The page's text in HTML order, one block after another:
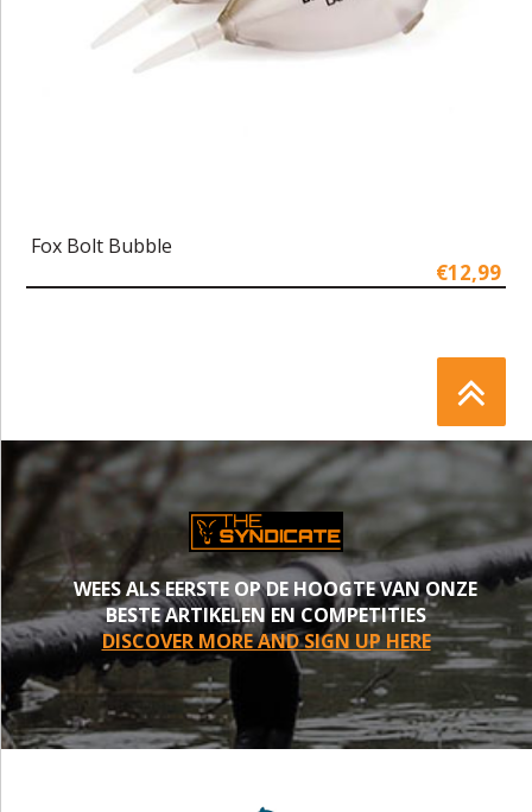
Fox Bolt Bubble
€12,99
WEES ALS EERSTE OP DE HOOGTE VAN ONZE
BESTE ARTIKELEN EN COMPETITIES
DISCOVER MORE AND SIGN UP HERE